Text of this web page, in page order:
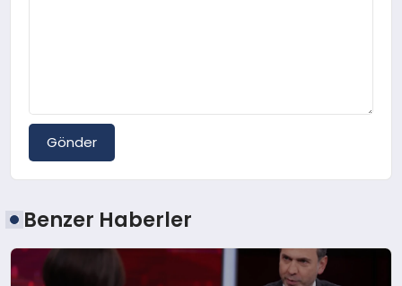
Gönder
Benzer Haberler